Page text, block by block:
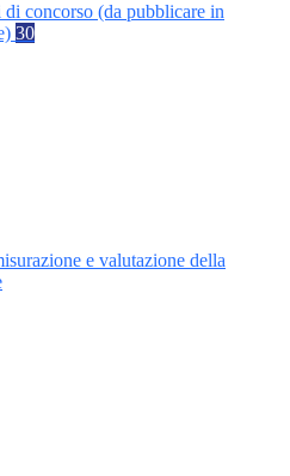
di concorso (da pubblicare in
30
e valutazione della